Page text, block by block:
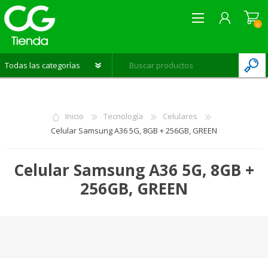
LISTA DE DESEOS
0
Inicio Tecnología
Celulares
Celular Samsung A36 5G, 8GB + 256GB, GREEN
Celular Samsung A36 5G, 8GB +
256GB, GREEN